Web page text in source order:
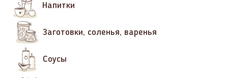
Напитки
Заготовки, соленья, варенья
Соусы